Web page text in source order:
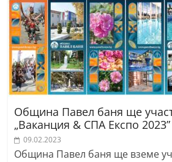
Община Павел баня ще
„Ваканция & СПА Експо 2023”
09.02.2023
Община Павел баня ще вземе